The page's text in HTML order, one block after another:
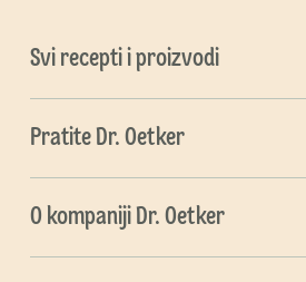
Svi recepti i proizvodi
Pratite Dr. Oetker
O kompaniji Dr. Oetker